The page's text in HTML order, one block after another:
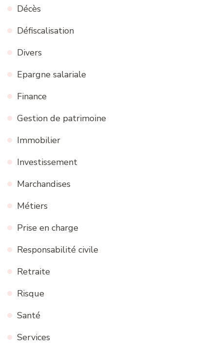
Décès
Défiscalisation
Divers
Epargne salariale
Finance
Gestion de patrimoine
Immobilier
Investissement
Marchandises
Métiers
Prise en charge
Responsabilité civile
Retraite
Risque
Santé
Services